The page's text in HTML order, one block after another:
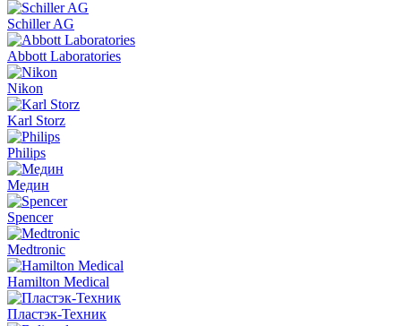
Schiller AG
Abbott Laboratories
Nikon
Karl Storz
Philips
Медин
Spencer
Medtronic
Hamilton Medical
Пластэк-Техник